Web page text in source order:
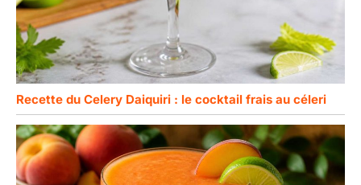
Recette du Celery Daiquiri : le cocktail frais au céleri